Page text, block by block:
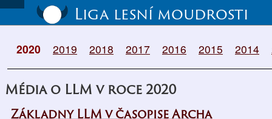
Liga lesní moudrosti
2020 2019 2018 2017 2016 2015 2014
Média o LLM v roce 2020
Základny LLM v časopise Archa